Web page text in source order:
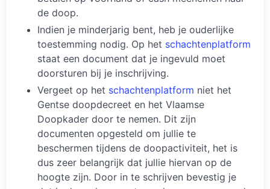
de doop.
Indien je minderjarig bent, heb je ouderlijke
toestemming nodig. Op het schachtenplatform
staat een document dat je ingevuld moet
doorsturen bij je inschrijving.
Vergeet op het schachtenplatform niet het
Gentse doopdecreet en het Vlaamse
Doopkader door te nemen. Dit zijn
documenten opgesteld om jullie te
beschermen tijdens de doopactiviteit, het is
dus zeer belangrijk dat jullie hiervan op de
hoogte zijn. Door in te schrijven bevestig je